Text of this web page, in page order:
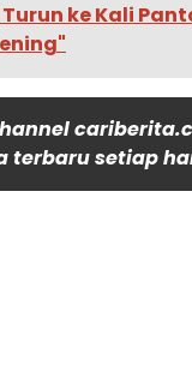
ke Kali
terbaru setiap